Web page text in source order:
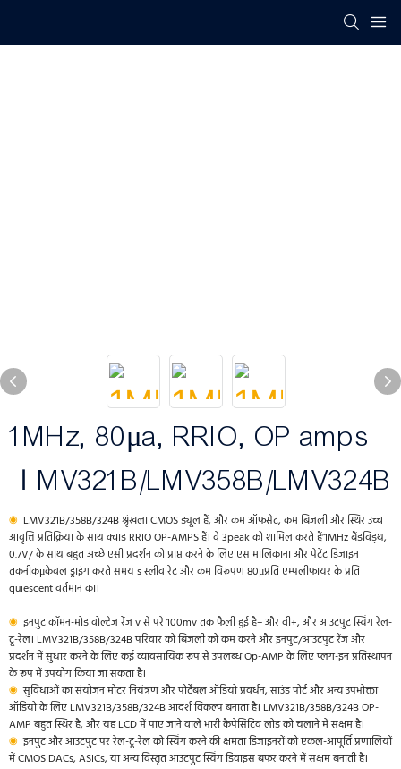
1MHz, 80μa, RRIO, OP amps
ｌMV321B/LMV358B/LMV324B
◉ LMV321B/358B/324B श्रृंखला CMOS ड्यूल हैं, और कम ऑफसेट, कम बिजली और स्थिर उच्च
आवृत्ति प्रतिक्रिया के साथ क्वाड RRIO OP-AMPS हैं। वे 3peak को शामिल करते हैं’1MHz बैंडविड्थ,
0.7V/ के साथ बहुत अच्छे एसी प्रदर्शन को प्राप्त करने के लिए एस मालिकाना और पेटेंट डिजाइन
तकनीकμकेवल ड्राइंग करते समय s स्लीव रेट और कम विरूपण 80μप्रति एम्पलीफायर के प्रति
quiescent वर्तमान का।
◉ इनपुट कॉमन-मोड वोल्टेज रेंज v से परे 100mv तक फैली हुई है– और वी+, और आउटपुट स्विंग रेल-
टू-रेल। LMV321B/358B/324B परिवार को बिजली को कम करने और इनपुट/आउटपुट रेंज और
प्रदर्शन में सुधार करने के लिए कई व्यावसायिक रूप से उपलब्ध Op-AMP के लिए प्लग-इन प्रतिस्थापन
के रूप में उपयोग किया जा सकता है।
◉ सुविधाओं का संयोजन मोटर नियंत्रण और पोर्टेबल ऑडियो प्रवर्धन, साउंड पोर्ट और अन्य उपभोक्ता
ऑडियो के लिए LMV321B/358B/324B आदर्श विकल्प बनाता है। LMV321B/358B/324B OP-
AMP बहुत स्थिर है, और यह LCD में पाए जाने वाले भारी कैपेसिटिव लोड को चलाने में सक्षम है।
◉ इनपुट और आउटपुट पर रेल-टू-रेल को स्विंग करने की क्षमता डिजाइनरों को एकल-आपूर्ति प्रणालियों
में CMOS DACs, ASICs, या अन्य विस्तृत आउटपुट स्विंग डिवाइस बफर करने में सक्षम बनाती है।